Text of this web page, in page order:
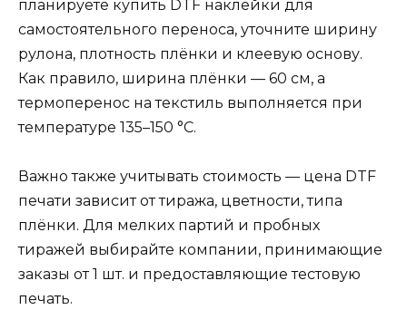
планируете купить DTF наклейки для
самостоятельного переноса, уточните ширину
рулона, плотность плёнки и клеевую основу.
Как правило, ширина плёнки — 60 см, а
термоперенос на текстиль выполняется при
температуре 135–150 °C.
Важно также учитывать стоимость — цена DTF
печати зависит от тиража, цветности, типа
плёнки. Для мелких партий и пробных
тиражей выбирайте компании, принимающие
заказы от 1 шт. и предоставляющие тестовую
печать.